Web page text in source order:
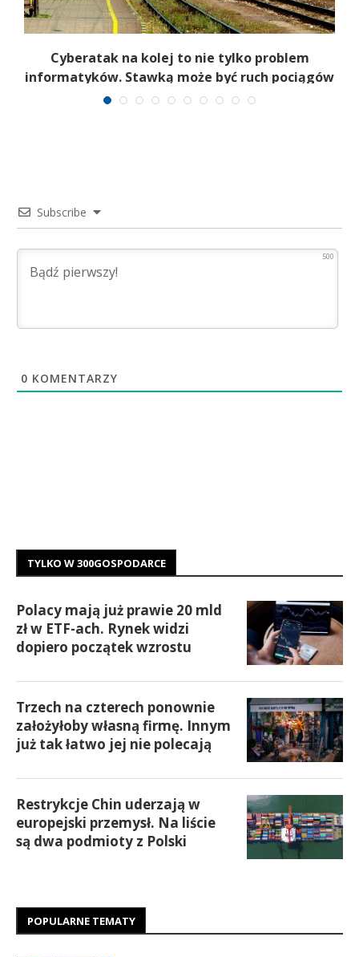
Cyberatak na kolej to nie tylko problem
informatyków. Stawką może być ruch pociągów
Subscribe
500
0 KOMENTARZY
TYLKO W 300GOSPODARCE
Polacy mają już prawie 20 mld
zł w ETF-ach. Rynek widzi
dopiero początek wzrostu
Trzech na czterech ponownie
założyłoby własną firmę. Innym
już tak łatwo jej nie polecają
Restrykcje Chin uderzają w
europejski przemysł. Na liście
są dwa podmioty z Polski
POPULARNE TEMATY